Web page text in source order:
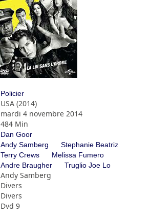
Policier
USA (2014)
mardi 4 novembre 2014
484 Min
Dan Goor
Andy Samberg
Stephanie Beatriz
Terry Crews
Melissa Fumero
Andre Braugher
Truglio Joe Lo
Andy Samberg
Divers
Divers
Dvd 9